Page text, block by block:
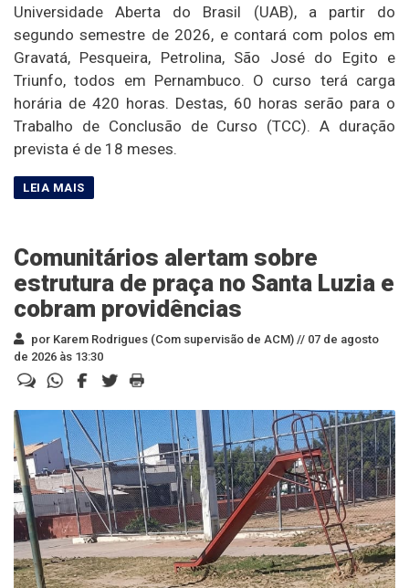
Universidade Aberta do Brasil (UAB), a partir do
segundo semestre de 2026, e contará com polos em
Gravatá, Pesqueira, Petrolina, São José do Egito e
Triunfo, todos em Pernambuco. O curso terá carga
horária de 420 horas. Destas, 60 horas serão para o
Trabalho de Conclusão de Curso (TCC). A duração
prevista é de 18 meses.
Comunitários alertam sobre
estrutura de praça no Santa Luzia e
cobram providências
por Karem Rodrigues (Com supervisão de ACM) // 07 de agosto
de 2026 às 13:30